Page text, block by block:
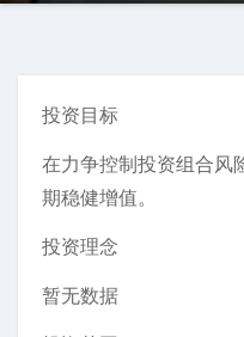
投资目标
在力争控制投资组合风
期稳健增值。
投资理念
暂无数据